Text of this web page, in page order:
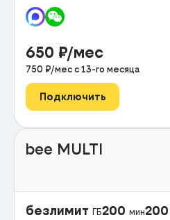
650 ₽/мес
750 ₽/мес с 13-го месяца
Подключить
bee MULTI
безлимит ГБ200 мин200